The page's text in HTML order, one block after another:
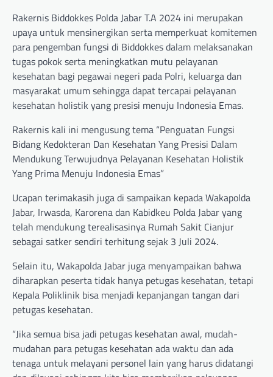
Rakernis Biddokkes Polda Jabar T.A 2024 ini merupakan
upaya untuk mensinergikan serta memperkuat komitemen
para pengemban fungsi di Biddokkes dalam melaksanakan
tugas pokok serta meningkatkan mutu pelayanan
kesehatan bagi pegawai negeri pada Polri, keluarga dan
masyarakat umum sehingga dapat tercapai pelayanan
kesehatan holistik yang presisi menuju Indonesia Emas.
Rakernis kali ini mengusung tema “Penguatan Fungsi
Bidang Kedokteran Dan Kesehatan Yang Presisi Dalam
Mendukung Terwujudnya Pelayanan Kesehatan Holistik
Yang Prima Menuju Indonesia Emas”
Ucapan terimakasih juga di sampaikan kepada Wakapolda
Jabar, Irwasda, Karorena dan Kabidkeu Polda Jabar yang
telah mendukung terealisasinya Rumah Sakit Cianjur
sebagai satker sendiri terhitung sejak 3 Juli 2024.
Selain itu, Wakapolda Jabar juga menyampaikan bahwa
diharapkan peserta tidak hanya petugas kesehatan, tetapi
Kepala Poliklinik bisa menjadi kepanjangan tangan dari
petugas kesehatan.
“Jika semua bisa jadi petugas kesehatan awal, mudah-
mudahan para petugas kesehatan ada waktu dan ada
tenaga untuk melayani personel lain yang harus didatangi